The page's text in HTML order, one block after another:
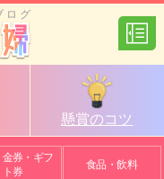
ログ
懸賞のコツ
券・ギフ
ト券
食品・飲料